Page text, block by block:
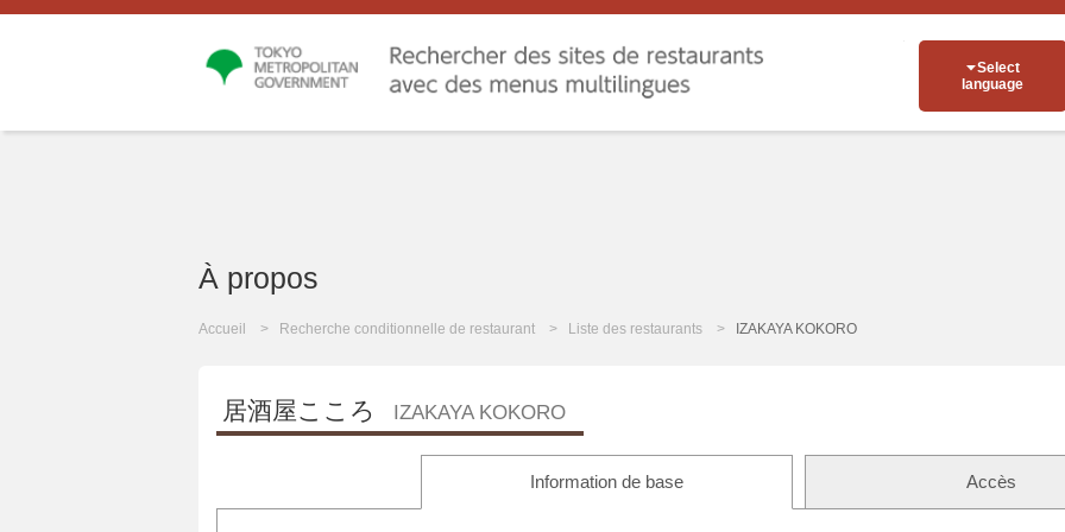
Select
language
À propos
Accueil Recherche conditionnelle de restaurant Liste des restaurants IZAKAYA KOKORO
居酒屋こころ IZAKAYA KOKORO
Information de base Accès